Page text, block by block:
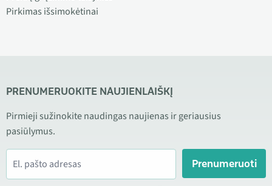
Pirkimas išsimokėtinai
PRENUMERUOKITE NAUJIENLAIŠKĮ
Pirmieji sužinokite naudingas naujienas ir geriausius
pasiūlymus.
Prenumeruoti